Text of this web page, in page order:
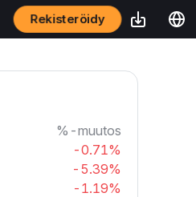
Rekisteröidy
%-muutos
-0.71%
-5.39%
-1.19%